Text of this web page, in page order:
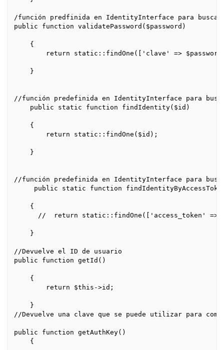
/función predfinida en IdentityInterface para
public function validatePassword($password)
    {
return static::findOne(['clave' =>
    }
//función predefinida en IdentityInterface para
    public static function findIdentity($id)
    {
        return static::findOne($id);
    }
//función predefinida en IdentityInterface para
public static function
    {
//  return static::findOne(['access_token' =>
    }
//Devuelve el ID de usuario
public function getId()
    {
        return $this->id;
    }
//Devuelve una clave que se puede utilizar para
public function getAuthKey()
    {